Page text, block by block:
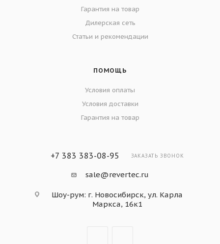
Гарантия на товар
Дилерская сеть
Статьи и рекомендации
ПОМОЩЬ
Условия оплаты
Условия доставки
Гарантия на товар
+7 383 383-08-95 ЗАКАЗАТЬ ЗВОНОК
sale@revertec.ru
Шоу-рум: г. Новосибирск, ул. Карла
Маркса, 16к1